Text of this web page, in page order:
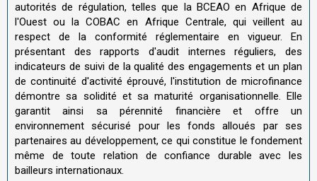
autorités de régulation, telles que la BCEAO en Afrique de
l'Ouest ou la COBAC en Afrique Centrale, qui veillent au
respect de la conformité réglementaire en vigueur. En
présentant des rapports d'audit internes réguliers, des
indicateurs de suivi de la qualité des engagements et un plan
de continuité d'activité éprouvé, l'institution de microfinance
démontre sa solidité et sa maturité organisationnelle. Elle
garantit ainsi sa pérennité financière et offre un
environnement sécurisé pour les fonds alloués par ses
partenaires au développement, ce qui constitue le fondement
même de toute relation de confiance durable avec les
bailleurs internationaux.